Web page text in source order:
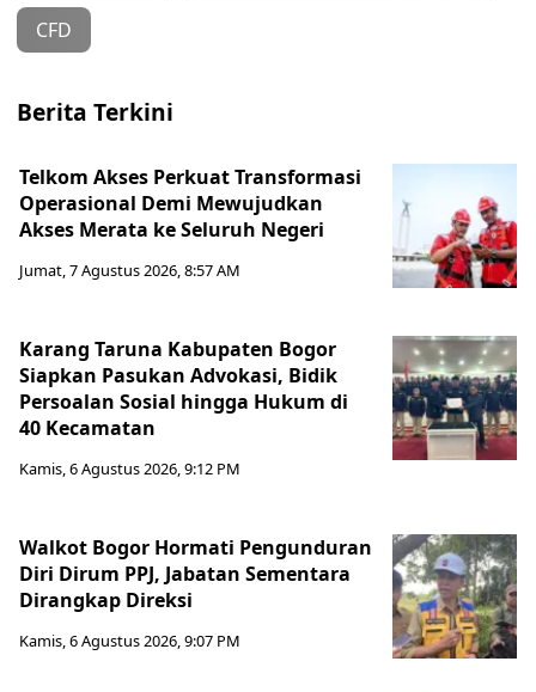
CFD
Berita Terkini
Telkom Akses Perkuat Transformasi
Operasional Demi Mewujudkan
Akses Merata ke Seluruh Negeri
Jumat, 7 Agustus 2026, 8:57 AM
Karang Taruna Kabupaten Bogor
Siapkan Pasukan Advokasi, Bidik
Persoalan Sosial hingga Hukum di
40 Kecamatan
Kamis, 6 Agustus 2026, 9:12 PM
Walkot Bogor Hormati Pengunduran
Diri Dirum PPJ, Jabatan Sementara
Dirangkap Direksi
Kamis, 6 Agustus 2026, 9:07 PM